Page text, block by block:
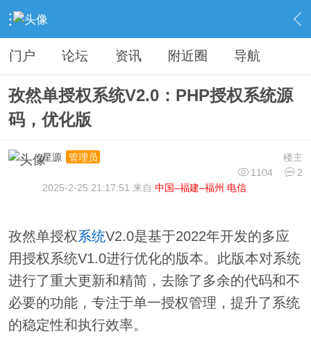
› 分类信息 › 源码模板 › 内容
门户 论坛 资讯 附近圈 导航
孜然单授权系统V2.0：PHP授权系统源
码，优化版
楼主
星源
管理员
1104
2
2025-2-25 21:17:51 来自 中国–福建–福州 电信
孜然单授权系统V2.0是基于2022年开发的多应
用授权系统V1.0进行优化的版本。此版本对系统
进行了重大更新和精简，去除了多余的代码和不
必要的功能，专注于单一授权管理，提升了系统
的稳定性和执行效率。